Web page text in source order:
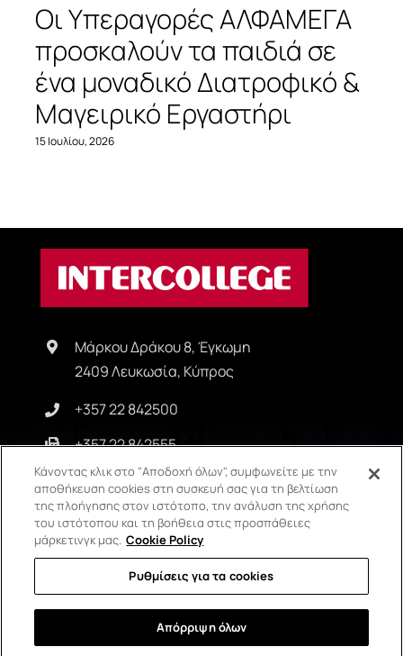
Οι Υπεραγορές ΑΛΦΑΜΕΓΑ
προσκαλούν τα παιδιά σε
ένα μοναδικό Διατροφικό &
Μαγειρικό Εργαστήρι
15 Ιουλίου, 2026
Μάρκου Δράκου 8, Έγκωμη
2409 Λευκωσία, Κύπρος
+357 22 842500
+357 22 842555
info@intercollege.ac.cy
Copyright © Intercollege | All Rights Reserved | Privacy Policy |
Terms & Conditions
Κάνοντας κλικ στο "Αποδοχή όλων", συμφωνείτε με την
αποθήκευση cookies στη συσκευή σας για τη βελτίωση
της πλοήγησης στον ιστότοπο, την ανάλυση της χρήσης
του ιστότοπου και τη βοήθεια στις προσπάθειες
μάρκετινγκ μας. Cookie Policy
Ρυθμίσεις για τα cookies
Απόρριψη όλων